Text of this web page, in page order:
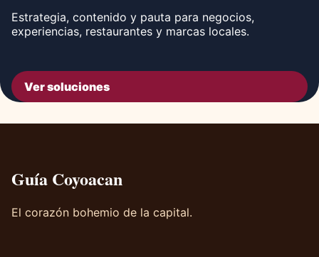
Estrategia, contenido y pauta para negocios,
experiencias, restaurantes y marcas locales.
Ver soluciones
Guía Coyoacan
El corazón bohemio de la capital.